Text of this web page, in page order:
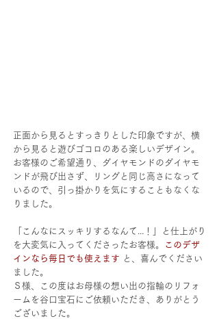
正面から見るとすっきりとした印象ですが、横
から見ると遊びゴコロのある楽しいデザイン。
お客様のご希望通り、ダイヤモンドのダイヤモ
ンドが飛び出さず、リングと同じ高さになって
いるので、引っ掛かりを気にすることもなくな
りました。
「こんなにスッキリするなんて...！」と仕上がり
を大変気に入ってくださったお客様。
このデザ
インなら毎日でも使えます
と、喜んでください
ました。
Ｓ様、この度はお母様の想い出の指輪のリフォ
ームを谷口宝石にご依頼いただき、ありがとう
ございました。